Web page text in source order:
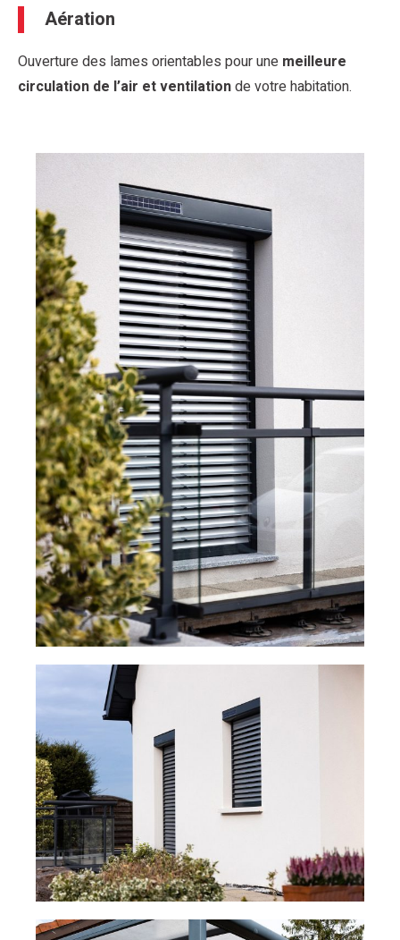
Aération
Ouverture des lames orientables pour une meilleure
circulation de l’air et ventilationde votre habitation.